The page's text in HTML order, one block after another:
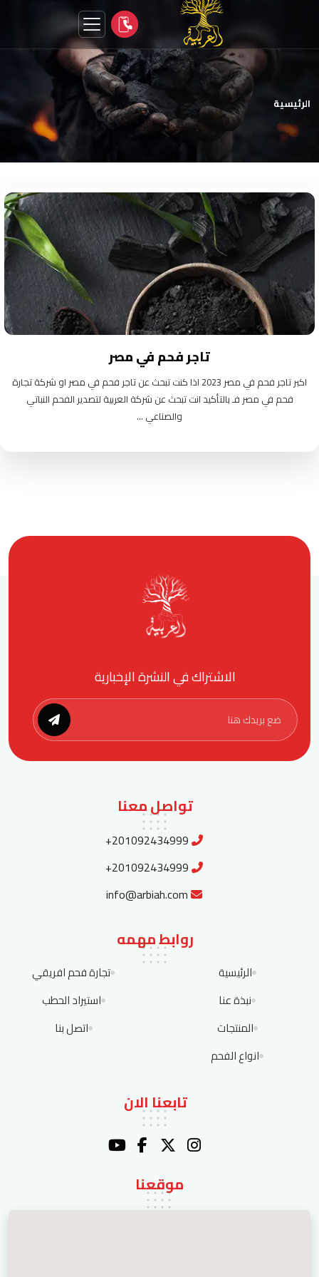
الرئيسية
تاجر فحم في مصر
اكبر تاجر فحم في مصر 2023 اذا كنت تبحث عن تاجر فحم في مصر او شركة تجارة
فحم في مصر فـ بالتأكيد انت تبحث عن شركة العربية لتصدير الفحم النباتي
والصناعي ...
الاشتراك في النشرة الإخبارية
تواصل معنا
+201092434999
+201092434999
info@arbiah.com
روابط مهمه
الرئيسية
نبذة عنا
المنتجات
انواع الفحم
تجارة فحم افريقي
استيراد الحطب
اتصل بنا
تابعنا الان
موقعنا